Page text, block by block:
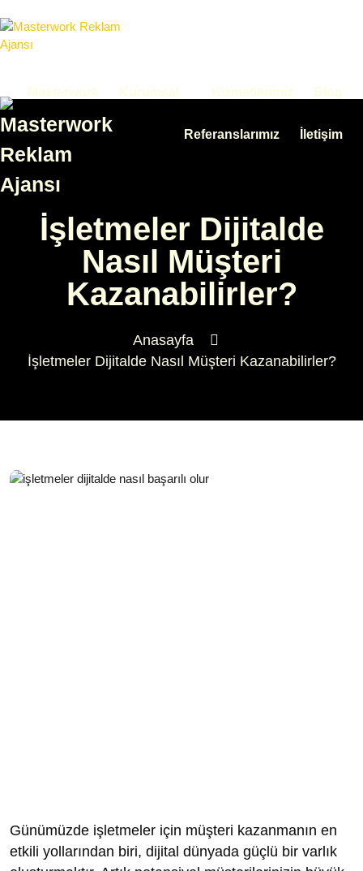
Masterwork Kurumsal Hizmetlerimiz Blog
Referanslarımız İletişim
İşletmeler Dijitalde
Nasıl Müşteri
Kazanabilirler?
Anasayfa
İşletmeler Dijitalde Nasıl Müşteri Kazanabilirler?
Günümüzde işletmeler için müşteri kazanmanın en
etkili yollarından biri, dijital dünyada güçlü bir varlık